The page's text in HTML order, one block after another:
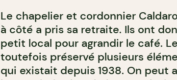
Le chapelier et cordonnier
à côté a pris sa retraite. Ils ont
petit local pour agrandir le café.
toutefois préservé plusieurs
qui existait depuis 1938. On peut